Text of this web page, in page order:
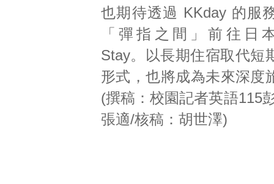
也期待透過 KKday 的服
「彈指之間」前往日
Stay。以長期住宿取代短
形式，也將成為未來深度
(撰稿：校園記者英語115
張適/核稿：胡世澤)